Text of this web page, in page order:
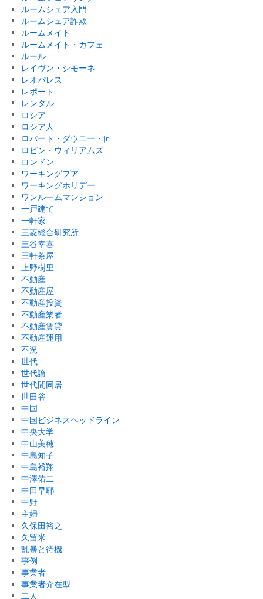
ルームシェア入門
ルームシェア詐欺
ルームメイト
ルームメイト・カフェ
ルール
レイヴン・シモーネ
レオパレス
レポート
レンタル
ロシア
ロシア人
ロバート・ダウニー・jr
ロビン・ウィリアムズ
ロンドン
ワーキングプア
ワーキングホリデー
ワンルームマンション
一戸建て
一軒家
三菱総合研究所
三谷幸喜
三軒茶屋
上野樹里
不動産
不動産屋
不動産投資
不動産業者
不動産賃貸
不動産運用
不況
世代
世代論
世代間同居
世田谷
中国
中国ビジネスヘッドライン
中央大学
中山美穂
中島知子
中島裕翔
中澤佑二
中田早耶
中野
主婦
久保田裕之
久留米
乱暴と待機
事例
事業者
事業者介在型
二人